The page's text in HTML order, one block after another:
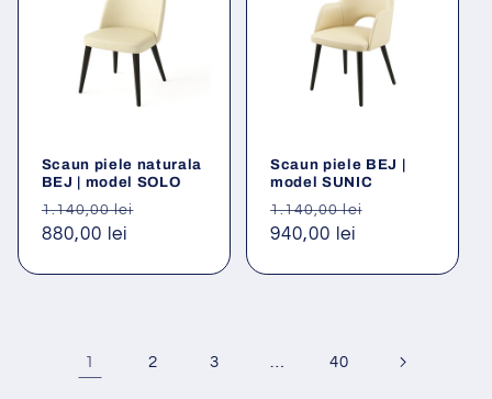
Scaun piele naturala
BEJ | model SOLO
Preț
obișnuit
1.140,00 lei
880,00 lei
Scaun piele BEJ |
model SUNIC
Preț
obișnuit
1.140,00 lei
940,00 lei
1 2 3 40